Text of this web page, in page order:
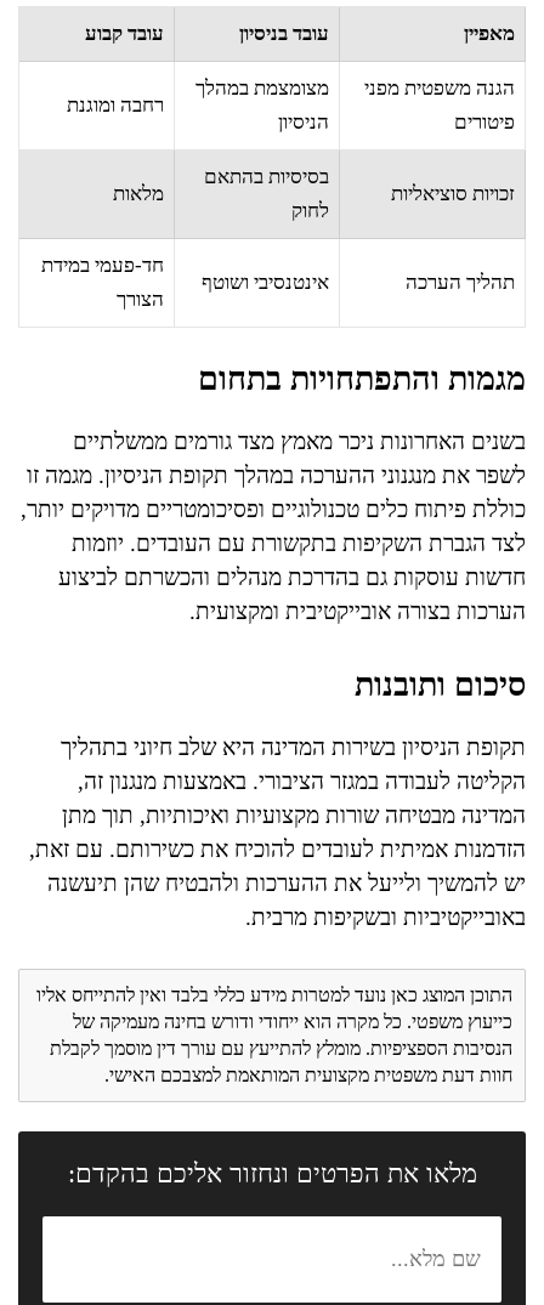
מאפיין עובד בניסיון עובד קבוע
הגנה משפטית מפני
פיטורים
מצומצמת במהלך
הניסיון
רחבה ומוגנת
זכויות סוציאליות
בסיסיות בהתאם
לחוק
מלאות
תהליך הערכה אינטנסיבי ושוטף
חד-פעמי במידת
הצורך
מגמות והתפתחויות בתחום
בשנים האחרונות ניכר מאמץ מצד גורמים ממשלתיים
לשפר את מנגנוני ההערכה במהלך תקופת הניסיון. מגמה זו
כוללת פיתוח כלים טכנולוגיים ופסיכומטריים מדויקים יותר,
לצד הגברת השקיפות בתקשורת עם העובדים. יוזמות
חדשות עוסקות גם בהדרכת מנהלים והכשרתם לביצוע
הערכות בצורה אובייקטיבית ומקצועית.
סיכום ותובנות
תקופת הניסיון בשירות המדינה היא שלב חיוני בתהליך
הקליטה לעבודה במגזר הציבורי. באמצעות מנגנון זה,
המדינה מבטיחה שורות מקצועיות ואיכותיות, תוך מתן
הזדמנות אמיתית לעובדים להוכיח את כשירותם. עם זאת,
יש להמשיך ולייעל את ההערכות ולהבטיח שהן תיעשנה
באובייקטיביות ובשקיפות מרבית.
התוכן המוצג כאן נועד למטרות מידע כללי בלבד ואין להתייחס אליו
כייעוץ משפטי. כל מקרה הוא ייחודי ודורש בחינה מעמיקה של
הנסיבות הספציפיות. מומלץ להתייעץ עם עורך דין מוסמך לקבלת
חוות דעת משפטית מקצועית המותאמת למצבכם האישי.
מלאו את הפרטים ונחזור אליכם בהקדם: